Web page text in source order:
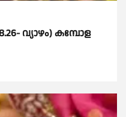
വ്യാഴം) കമ്പോള